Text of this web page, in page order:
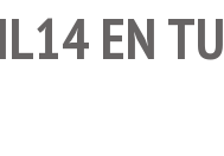
EN TU